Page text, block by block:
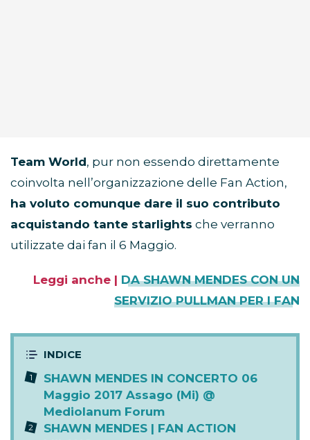
Team World, pur non essendo direttamente
coinvolta nell’organizzazione delle Fan Action,
ha voluto comunque dare il suo contributo
acquistando tante starlights che verranno
utilizzate dai fan il 6 Maggio.
Leggi anche | DA SHAWN MENDES CON UN
SERVIZIO PULLMAN PER I FAN
SHAWN MENDES IN CONCERTO 06
Maggio 2017 Assago (Mi) @
Mediolanum Forum
SHAWN MENDES | FAN ACTION